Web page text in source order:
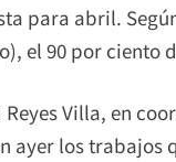
para abril.
el 90 por ciento
Villa, en
ayer los trabajos